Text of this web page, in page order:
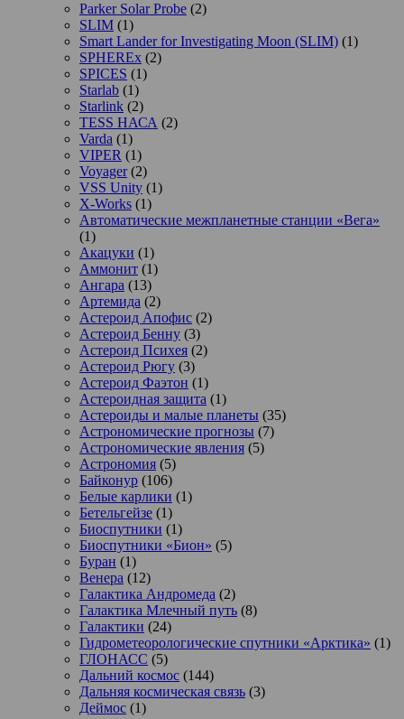
Parker Solar Probe (2)
SLIM (1)
Smart Lander for Investigating Moon (SLIM) (1)
SPHEREx (2)
SPICES (1)
Starlab (1)
Starlink (2)
TESS НАСА (2)
Varda (1)
VIPER (1)
Voyager(2)
VSS Unity (1)
X-Works (1)
Автоматические межпланетные станции «Вега»
(1)
Акацуки (1)
Аммонит (1)
Ангара (13)
Артемида (2)
Астероид Апофис (2)
Астероид Бенну (3)
Астероид Психея (2)
Астероид Рюгу (3)
Астероид Фаэтон (1)
Астероидная защита (1)
Астероиды и малые планеты (35)
Астрономические прогнозы (7)
Астрономические явления (5)
Астрономия (5)
Байконур (106)
Белые карлики (1)
Бетельгейзе (1)
Биоспутники (1)
Биоспутники «Бион» (5)
Буран (1)
Венера (12)
Галактика Андромеда (2)
Галактика Млечный путь (8)
Галактики (24)
Гидрометеорологические спутники «Арктика» (1)
ГЛОНАСС (5)
Дальний космос (144)
Дальняя космическая связь (3)
Деймос (1)